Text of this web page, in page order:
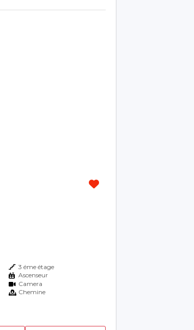
3 éme étage
Ascenseur
Camera
Chemine